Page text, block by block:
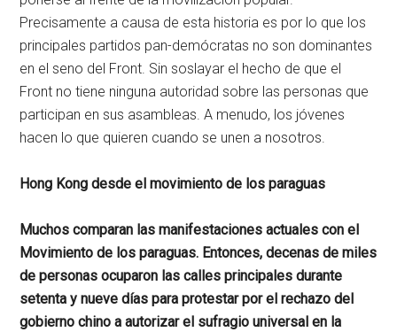
Precisamente a causa de esta historia es por lo que los
principales partidos pan-demócratas no son dominantes
en el seno del Front. Sin soslayar el hecho de que el
Front no tiene ninguna autoridad sobre las personas que
participan en sus asambleas. A menudo, los jóvenes
hacen lo que quieren cuando se unen a nosotros.
Hong Kong desde el movimiento de los paraguas
Muchos comparan las manifestaciones actuales con el
Movimiento de los paraguas. Entonces, decenas de miles
de personas ocuparon las calles principales durante
setenta y nueve días para protestar por el rechazo del
gobierno chino a autorizar el sufragio universal en la